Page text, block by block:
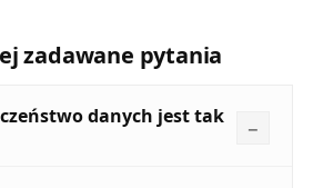
zadawane pytania
danych jest tak